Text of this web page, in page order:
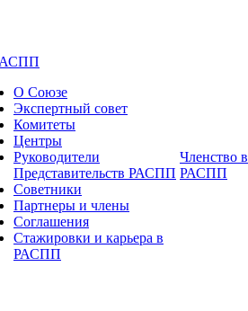
О Союзе
Экспертный совет
Комитеты
Центры
Руководители
Представительств РАСПП
Советники
Партнеры и члены
Соглашения
Стажировки и карьера в
РАСПП
Членство в
РАСПП